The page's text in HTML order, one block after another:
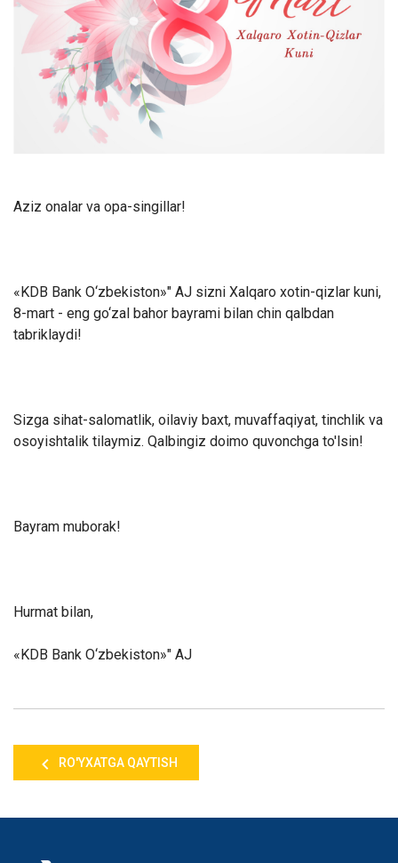
Aziz onalar va opa-singillar!
«KDB Bank O‘zbekiston»" AJ sizni Xalqaro xotin-qizlar kuni,
8-mart - eng go‘zal bahor bayrami bilan chin qalbdan
tabriklaydi!
Sizga sihat-salomatlik, oilaviy baxt, muvaffaqiyat, tinchlik va
osoyishtalik tilaymiz. Qalbingiz doimo quvonchga to'lsin!
Bayram muborak!
Hurmat bilan,
«KDB Bank O‘zbekiston»" AJ
RO'YXATGA QAYTISH